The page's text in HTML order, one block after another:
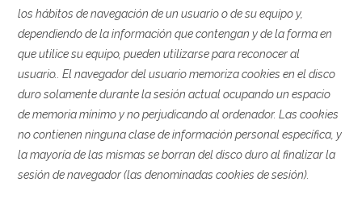
los hábitos de navegación de un usuario o de su equipo y,
dependiendo de la información que contengan y de la forma en
que utilice su equipo, pueden utilizarse para reconocer al
usuario. . El navegador del usuario memoriza cookies en el disco
duro solamente durante la sesión actual ocupando un espacio
de memoria mínimo y no perjudicando al ordenador. Las cookies
no contienen ninguna clase de información personal específica, y
la mayoría de las mismas se borran del disco duro al finalizar la
sesión de navegador (las denominadas cookies de sesión).